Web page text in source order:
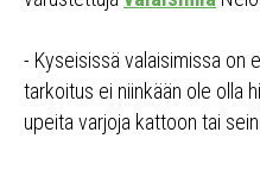
- Kyseisissä valaisimissa on
tarkoitus ei niinkään ole olla
upeita varjoja kattoon tai